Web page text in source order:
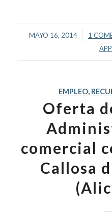
MAYO 16, 2014
/ 1
EMPLEO,
Oferta
comercial
Callosa